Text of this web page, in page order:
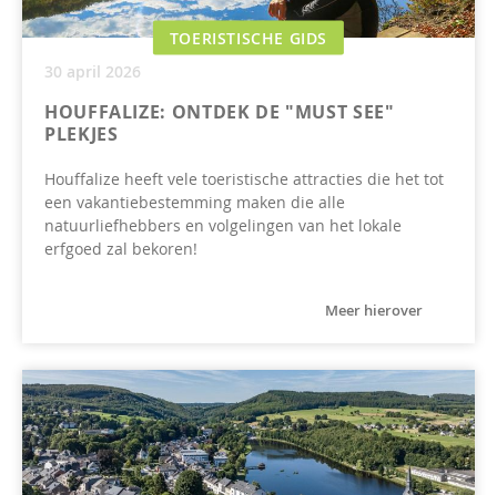
TOERISTISCHE GIDS
30 april 2026
HOUFFALIZE: ONTDEK DE "MUST SEE"
PLEKJES
Houffalize heeft vele toeristische attracties die het tot
een vakantiebestemming maken die alle
natuurliefhebbers en volgelingen van het lokale
erfgoed zal bekoren!
Meer hierover